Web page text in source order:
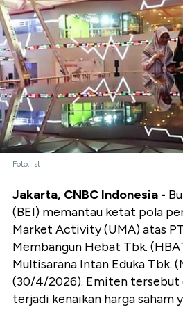
Foto: ist
Jakarta, CNBC Indonesia -
(BEI) memantau ketat pola
Market Activity (UMA) atas
Membangun Hebat Tbk.
Multisarana Intan Eduka Tbk.
(30/4/2026). Emiten tersebut
terjadi kenaikan harga saham